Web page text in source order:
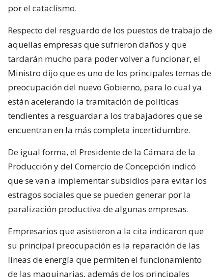
por el cataclismo.
Respecto del resguardo de los puestos de trabajo de
aquellas empresas que sufrieron daños y que
tardarán mucho para poder volver a funcionar, el
Ministro dijo que es uno de los principales temas de
preocupación del nuevo Gobierno, para lo cual ya
están acelerando la tramitación de políticas
tendientes a resguardar a los trabajadores que se
encuentran en la más completa incertidumbre.
De igual forma, el Presidente de la Cámara de la
Producción y del Comercio de Concepción indicó
que se van a implementar subsidios para evitar los
estragos sociales que se pueden generar por la
paralización productiva de algunas empresas.
Empresarios que asistieron a la cita indicaron que
su principal preocupación es la reparación de las
líneas de energía que permiten el funcionamiento
de las maquinarias, además de los principales